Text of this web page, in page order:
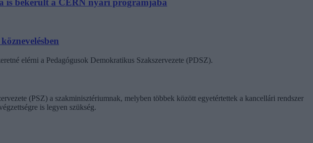
is bekerült a CERN nyári programjába
elérni a Pedagógusok Demokratikus Szakszervezete (PDSZ).
(PSZ) a szakminisztériumnak, melyben többek között egyetértettek a kancellári rendszer
is legyen szükség.